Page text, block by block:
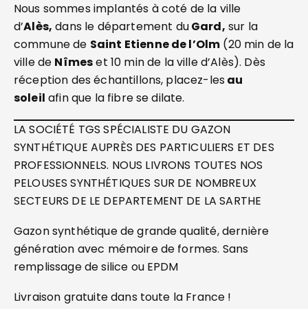
Nous sommes implantés à coté de la ville
d’Alès, dans le département duGard, sur la
commune de Saint Etienne de l’Olm (20 min de la
ville de Nîmeset 10 min de la ville d’Alès). Dès
réception des échantillons, placez-lesau
soleil afin que la fibre se dilate.
LA SOCIÉTÉ TGS SPÉCIALISTE DU GAZON
SYNTHÉTIQUE AUPRÈS DES PARTICULIERS ET DES
PROFESSIONNELS. NOUS LIVRONS TOUTES NOS
PELOUSES SYNTHÉTIQUES SUR DE NOMBREUX
SECTEURS DE LE DEPARTEMENT DE LA SARTHE
Gazon synthétique de grande qualité, dernière
génération avec mémoire de formes. Sans
remplissage de silice ou EPDM
Livraison gratuite dans toute la France !